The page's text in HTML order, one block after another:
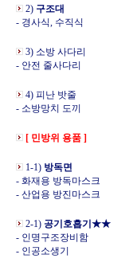
2) 구조대
- 경사식, 수직식
3) 소방 사다리
- 안전 줄사다리
4) 피난 밧줄
- 소방망치 도끼
[ 민방위 용품 ]
1-1) 방독면
- 화재용 방독마스크
- 산업용 방진마스크
2-1) 공기호흡기★★
- 인명구조장비함
- 인공소생기